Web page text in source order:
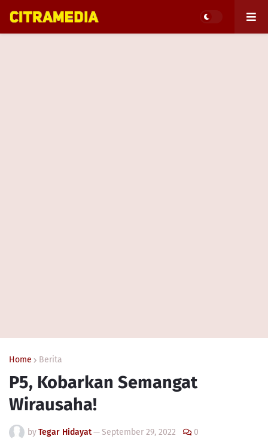
Home Berita
P5, Kobarkan Semangat
Wirausaha!
byTegar Hidayat—September 29, 2022 0